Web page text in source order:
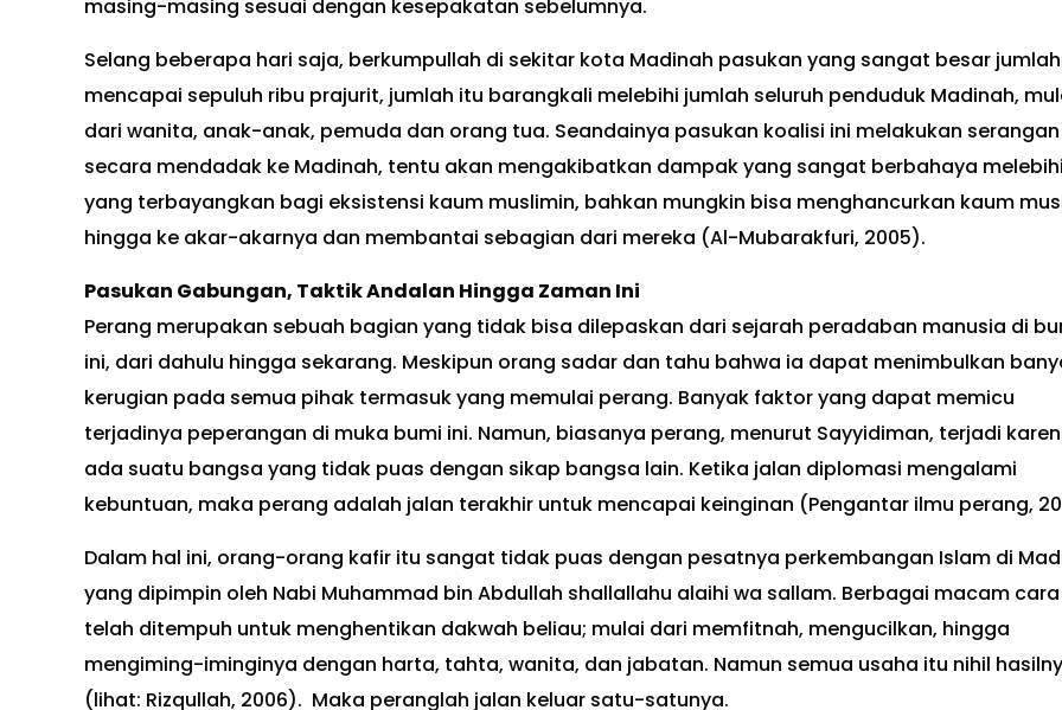
masing-masing sesuai dengan kesepakatan sebelumnya.
Selang beberapa hari saja, berkumpullah di sekitar kota Madinah pasukan yang sangat besar
mencapai sepuluh ribu prajurit, jumlah itu barangkali melebihi jumlah seluruh penduduk Madinah,
dari wanita, anak-anak, pemuda dan orang tua. Seandainya pasukan koalisi ini melakukan serangan
secara mendadak ke Madinah, tentu akan mengakibatkan dampak yang sangat berbahaya
yang terbayangkan bagi eksistensi kaum muslimin, bahkan mungkin bisa menghancurkan kaum
hingga ke akar-akarnya dan membantai sebagian dari mereka (Al-Mubarakfuri, 2005).
Pasukan Gabungan, Taktik Andalan Hingga Zaman Ini
Perang merupakan sebuah bagian yang tidak bisa dilepaskan dari sejarah peradaban manusia di
ini, dari dahulu hingga sekarang. Meskipun orang sadar dan tahu bahwa ia dapat menimbulkan
kerugian pada semua pihak termasuk yang memulai perang. Banyak faktor yang dapat memicu
terjadinya peperangan di muka bumi ini. Namun, biasanya perang, menurut Sayyidiman, terjadi
ada suatu bangsa yang tidak puas dengan sikap bangsa lain. Ketika jalan diplomasi mengalami
kebuntuan, maka perang adalah jalan terakhir untuk mencapai keinginan (Pengantar ilmu perang,
Dalam hal ini, orang-orang kafir itu sangat tidak puas dengan pesatnya perkembangan Islam di
yang dipimpin oleh Nabi Muhammad bin Abdullah shallallahu alaihi wa sallam. Berbagai macam cara
telah ditempuh untuk menghentikan dakwah beliau; mulai dari memfitnah, mengucilkan, hingga
mengiming-iminginya dengan harta, tahta, wanita, dan jabatan. Namun semua usaha itu nihil
(lihat: Rizqullah, 2006). Maka peranglah jalan keluar satu-satunya.